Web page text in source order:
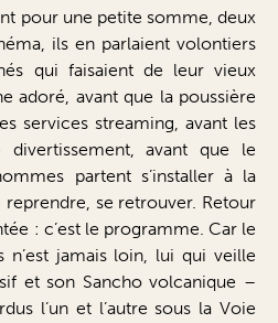
pour une petite somme, deux
ils en parlaient volontiers
qui faisaient de leur vieux
adoré, avant que la poussière
services streaming, avant les
divertissement, avant que le
partent s’installer à la
reprendre, se retrouver. Retour
: c’est le programme. Car le
n’est jamais loin, lui qui veille
et son Sancho volcanique –
l’un et l’autre sous la Voie